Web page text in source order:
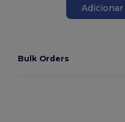
Bulk Orders